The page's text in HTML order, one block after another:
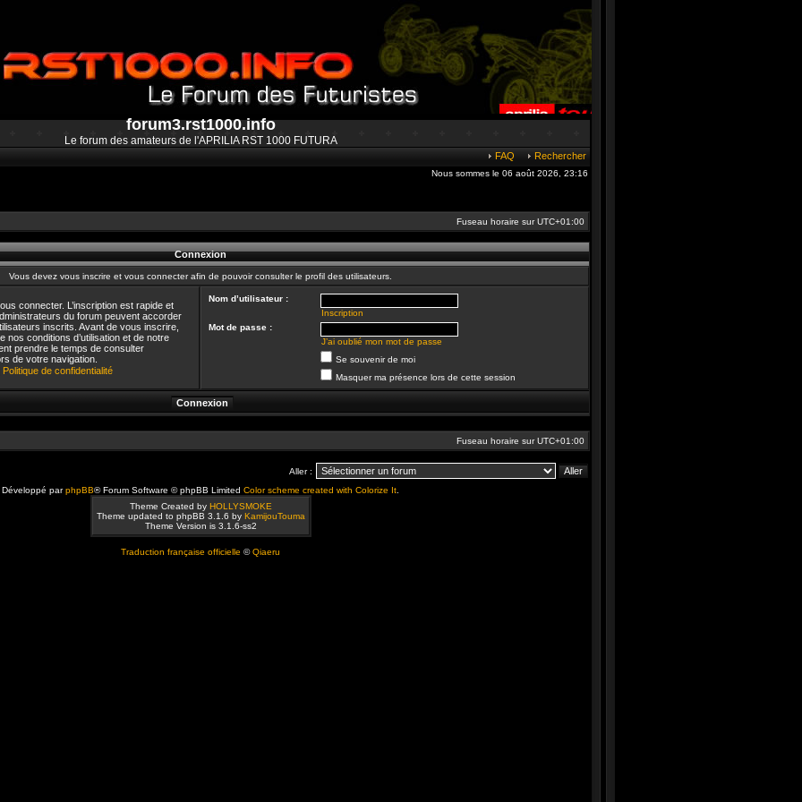
forum3.rst1000.info
Le forum des amateurs de l'APRILIA RST 1000 FUTURA
FAQ Rechercher
Nous sommes le 06 août 2026, 23:16
Fuseau horaire surUTC+01:00
Connexion
Vous devez vous inscrire et vous connecter afin de pouvoir consulter le profil des utilisateurs.
connecter. L’inscription est rapide et
du forum peuvent accorder
inscrits. Avant de vous inscrire,
conditions d’utilisation et de notre
prendre le temps de consulter
de votre navigation.
Politique de confidentialité
Nom d’utilisateur :
Inscription
Mot de passe :
J’ai oublié mon mot de passe
Se souvenir de moi
Masquer ma présence lors de cette session
Fuseau horaire surUTC+01:00
Aller :
Développé parphpBB® Forum Software © phpBB Limited Color scheme created with Colorize It
Theme Created by HOLLYSMOKE
Theme updated to phpBB 3.1.6 by KamijouTouma
Theme Version is 3.1.6-ss2
Traduction française officielle ©Qiaeru